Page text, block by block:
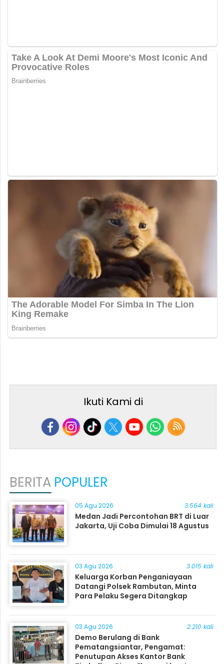
Ikuti Kami di
BERITA POPULER
05 Agu 2026 3.564 kali
Medan Jadi Percontohan BRT di Luar
Jakarta, Uji Coba Dimulai 18 Agustus
03 Agu 2026 3.015 kali
Keluarga Korban Penganiayaan
Datangi Polsek Rambutan, Minta
Para Pelaku Segera Ditangkap
03 Agu 2026 2.210 kali
Demo Berulang di Bank
Pematangsiantar, Pengamat:
Penutupan Akses Kantor Bank